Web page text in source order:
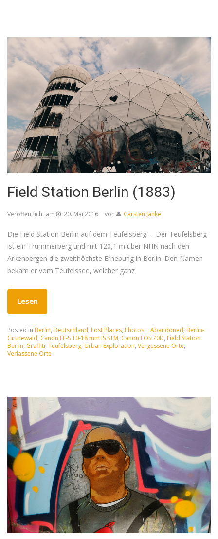
Field Station Berlin (1883)
Veröffentlicht am 20. Mai 2016 von Carsten Janke
Die Field Station Berlin auf dem Teufelsberg. – Der Teufelsberg
ist ein Trümmerberg und mit 120,1 m über NHN nach den
Arkenbergen die zweithöchste Erhebung in Berlin. Den Namen
bekam er vom Teufelssee, welcher ganz
Lesen
Posted in Berlin, Deutschland, Lost Places, Photos Abandoned, Berlin-
Grunewald, Canon EF-S 10-18 mm IS STM, Canon EOS 70D, Field Station
Berlin, Graffiti, Teufelsberg, Urban Exploration, Vergessene Orte,
Verlassene Orte